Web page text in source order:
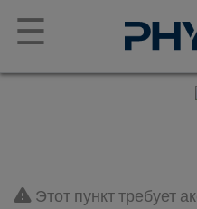
☰
Этот пункт требует